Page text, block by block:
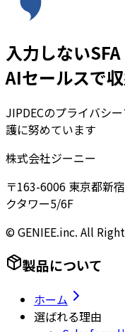
入力しないSFA
AIセールスで
JIPDECのプライバシ
護に努めています
株式会社ジーニー
〒163-6006 東京都新
クタワー5/6F
© GENIEE.inc. All
製品について
ホーム
選ばれる理由